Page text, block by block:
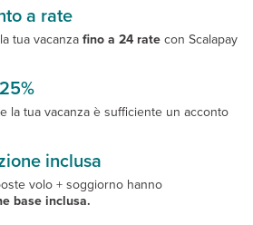
a rate
tua vacanza fino a 24 rate con Scalapay
la tua vacanza è sufficiente un acconto
inclusa
volo + soggiorno hanno
base inclusa.